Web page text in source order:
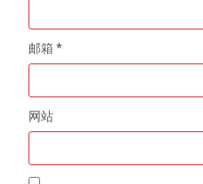
邮箱*
网站